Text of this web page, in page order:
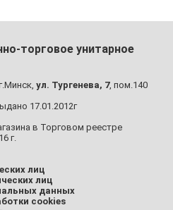
торговое унитарное
ул. Тургенева, 7, пом.140
17.01.2012г
в Торговом реестре
г.
лиц
лиц
данных
cookies